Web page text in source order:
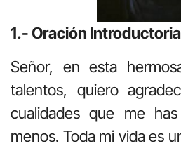
1.- Oración
Señor, en esta
talentos, quiero
cualidades que me
menos. Toda mi vida es